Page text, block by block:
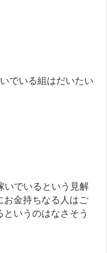
でいる組はだいたい
いでいるという見解
金持ちなる人はご
いうのはなさそう